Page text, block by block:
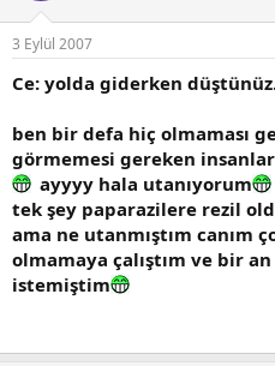
3 Eylül 2007
Ce: yolda giderken
ben bir defa hiç olmaması
görmemesi gereken
ayyyy hala utanıyorum
tek şey paparazilere rezil
ama ne utanmıştım canım
olmamaya çalıştım ve bir
istemiştim